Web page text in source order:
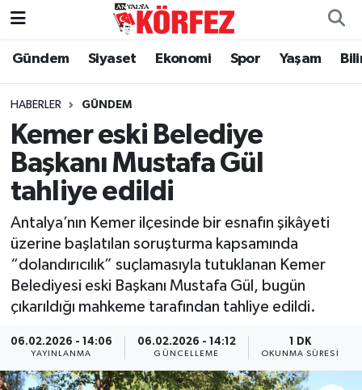
Gündem Siyaset Ekonomi Spor Yaşam
HABERLER GÜNDEM
Kemer eski Belediye
Başkanı Mustafa Gül
tahliye edildi
Antalya’nın Kemer ilçesinde bir esnafın şikâyeti
üzerine başlatılan soruşturma kapsamında
“dolandırıcılık” suçlamasıyla tutuklanan Kemer
Belediyesi eski Başkanı Mustafa Gül, bugün
çıkarıldığı mahkeme tarafından tahliye edildi.
06.02.2026 - 14:06
YAYINLANMA
06.02.2026 - 14:12
GÜNCELLEME
1 DK
OKUNMA SÜRESI
Gündem
Siyaset
Yerel Yönetim
Ekonomi
Spor
Yaşam
Asayiş
Dünya
Nöbetçi Eczaneler
Hava Durumu
Trafik Durumu
Süper Lig Puan Durumu ve Fikstür
Tüm Manşetler
Son Dakika Haberleri
Haber Arşivi